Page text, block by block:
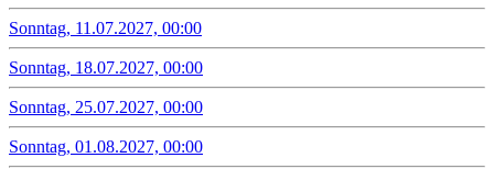
Sonntag, 11.07.2027, 00:00
Sonntag, 18.07.2027, 00:00
Sonntag, 25.07.2027, 00:00
Sonntag, 01.08.2027, 00:00